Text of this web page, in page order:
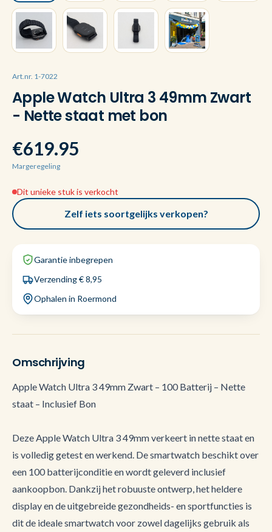
Art.nr. 1-7022
Apple Watch Ultra 3 49mm Zwart
- Nette staat met bon
€619.95
Margeregeling
Dit unieke stuk is verkocht
Zelf iets soortgelijks verkopen?
Garantie inbegrepen
Verzending € 8,95
Ophalen in Roermond
Omschrijving
Apple Watch Ultra 3 49mm Zwart – 100 Batterij – Nette
staat – Inclusief Bon
Deze Apple Watch Ultra 3 49mm verkeert in nette staat en
is volledig getest en werkend. De smartwatch beschikt over
een 100 batterijconditie en wordt geleverd inclusief
aankoopbon. Dankzij het robuuste ontwerp, het heldere
display en de uitgebreide gezondheids- en sportfuncties is
dit de ideale smartwatch voor zowel dagelijks gebruik als